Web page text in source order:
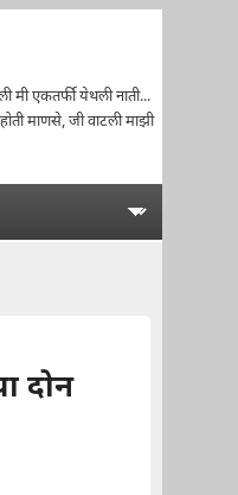
मी एकतर्फी येथली नाती...
माणसे, जी वाटली माझी
दोन